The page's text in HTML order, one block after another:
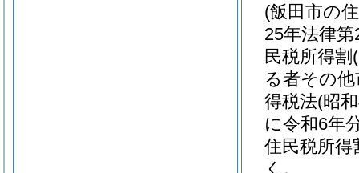
(飯田市の
25年法律第
民税所得割
る者その
得税法(昭
に令和6年
住民税所得
く。